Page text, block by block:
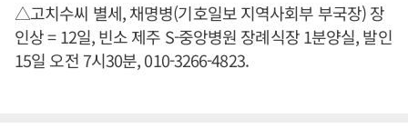
△고치수씨 별세, 채명병(기호일보 지역사회부 부국장) 장
인상 = 12일, 빈소 제주 S-중앙병원 장례식장 1분양실, 발인
15일 오전 7시30분, 010-3266-4823.